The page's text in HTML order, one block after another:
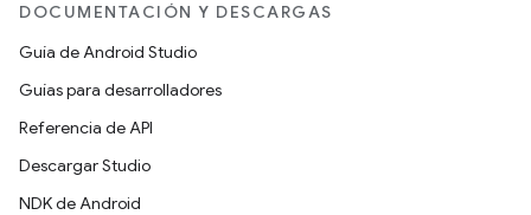
DOCUMENTACIÓN Y DESCARGAS
Guía de Android Studio
Guías para desarrolladores
Referencia de API
Descargar Studio
NDK de Android